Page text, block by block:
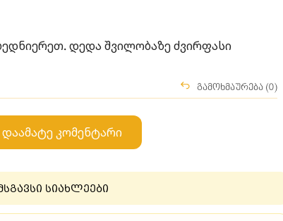
დედა შვილობაზე ძვირფასი
გამოხმაურება (0)
დაამატე კომენტარი
სიახლეები